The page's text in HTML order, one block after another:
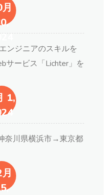
ンジニアのスキルを
サービス「Lichter」を
1,
奈川県横浜市→東京都